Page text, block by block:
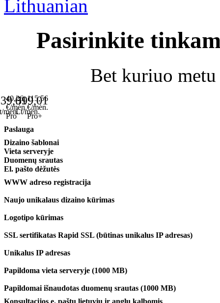
Pasirinkite
Bet kuriuo
40,26
€/mėn.
mėn.
115,56
€/mėn.
399,01
Lt/mėn.
Pro
Pro+
Paslauga
Dizaino šablonai
Vieta serveryje
Duomenų srautas
El. pašto dėžutės
WWW adreso registracija
Naujo unikalaus dizaino kūrimas
Logotipo kūrimas
SSL sertifikatas Rapid SSL (būtinas unikalus IP adresas)
Unikalus IP adresas
Papildoma vieta serveryje (1000 MB)
Papildomai išnaudotas duomenų srautas (1000 MB)
Konsultacijos e. paštu lietuvių ir anglų kalbomis